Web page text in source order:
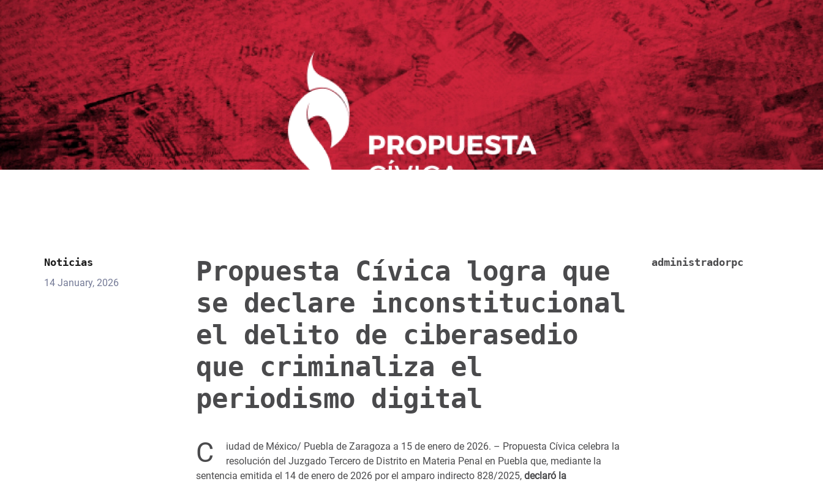
Noticias
14 January, 2026
Propuesta Cívica logra que
se declare inconstitucional
el delito de ciberasedio
que criminaliza el
periodismo digital
C
iudad de México/ Puebla de Zaragoza a 15 de enero de 2026. – Propuesta Cívica celebra la
resolución del Juzgado Tercero de Distrito en Materia Penal en Puebla que, mediante la
sentencia emitida el 14 de enero de 2026 por el amparo indirecto 828/2025, declaró la
administradorpc